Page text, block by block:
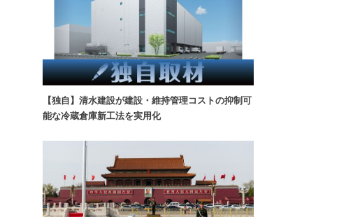
【独自】清水建設が建設・維持管理コストの抑制可
能な冷蔵倉庫新工法を実用化